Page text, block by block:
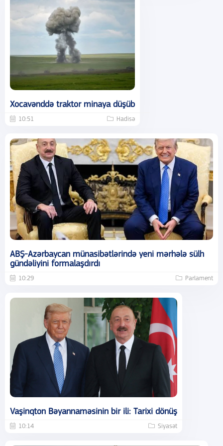
Xocavənddə traktor minaya düşüb
10:51 Hadisə
ABŞ-Azərbaycan münasibətlərində yeni mərhələ sülh
gündəliyini formalaşdırdı
10:29 Parlament
Vaşinqton Bəyannaməsinin bir ili: Tarixi dönüş
10:14 Siyasət